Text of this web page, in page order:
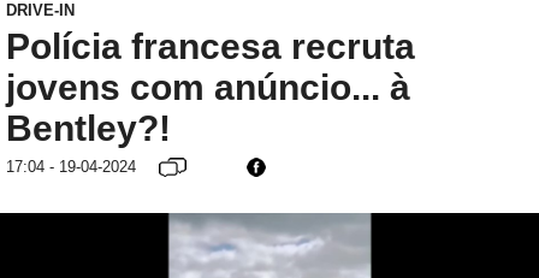
DRIVE-IN
Polícia francesa recruta
jovens com anúncio... à
Bentley?!
17:04 - 19-04-2024